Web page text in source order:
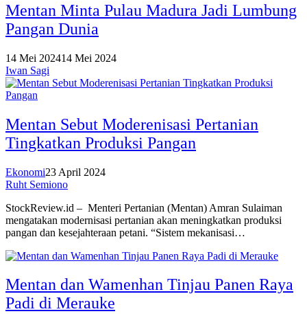
Mentan Minta Pulau Madura Jadi Lumbung
Pangan Dunia
14 Mei 202414 Mei 2024
Iwan Sagi
Mentan Sebut Moderenisasi Pertanian
Tingkatkan Produksi Pangan
Ekonomi23 April 2024
Ruht Semiono
StockReview.id – Menteri Pertanian (Mentan) Amran Sulaiman
mengatakan modernisasi pertanian akan meningkatkan produksi
pangan dan kesejahteraan petani. “Sistem mekanisasi…
Mentan dan Wamenhan Tinjau Panen Raya
Padi di Merauke